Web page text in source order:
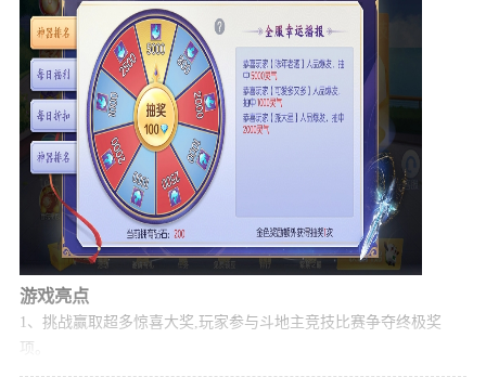
游戏亮点
1、挑战赢取超多惊喜大奖,玩家参与斗地主竞技比赛争夺终极奖
项。